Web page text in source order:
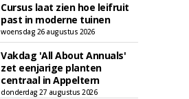
Cursus laat zien hoe leifruit
past in moderne tuinen
woensdag 26 augustus 2026
Vakdag 'All About Annuals'
zet eenjarige planten
centraal in Appeltern
donderdag 27 augustus 2026